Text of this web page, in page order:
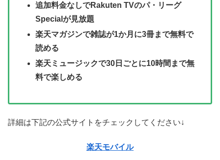
追加料金なしでRakuten TVのパ・リーグ
Specialが見放題
楽天マガジンで雑誌が1か月に3冊まで無料で
読める
楽天ミュージックで30日ごとに10時間まで無
料で楽しめる
詳細は下記の公式サイトをチェックしてください↓
楽天モバイル